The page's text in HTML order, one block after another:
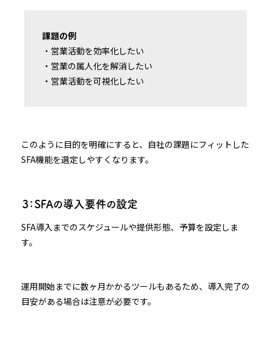
課題の例
・営業活動を効率化したい
・営業の属人化を解消したい
・営業活動を可視化したい
このように目的を明確にすると、自社の課題にフィットした
SFA機能を選定しやすくなります。
３：SFAの導入要件の設定
SFA導入までのスケジュールや提供形態、予算を設定しま
す。
運用開始までに数ヶ月かかるツールもあるため、導入完了の
目安がある場合は注意が必要です。